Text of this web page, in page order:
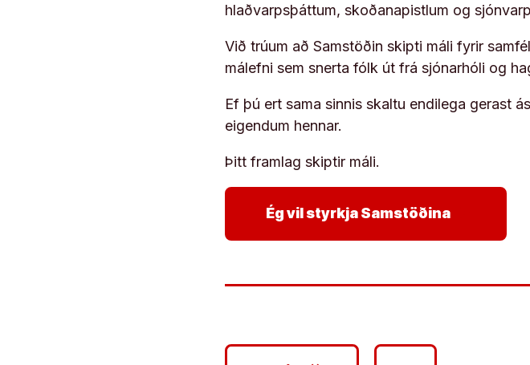
hlaðvarpsþáttum, skoðanapistlum og
Við trúum að Samstöðin skipti máli fyrir
málefni sem snerta fólk út frá sjónarhóli og
Ef þú ert sama sinnis skaltu endilega gerast
eigendum hennar.
Þitt framlag skiptir máli.
Ég vil styrkja Samstöðina